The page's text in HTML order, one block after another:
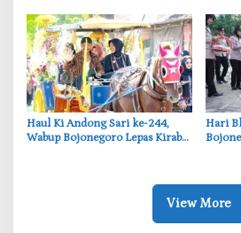
‎Haul Ki Andong Sari ke-244,
Wabup Bojonegoro Lepas Kirab
‎Hari
View More